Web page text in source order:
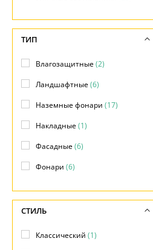
Установка
Дизайнерам
Контакты
ТИП
Влагозащитные(2)
Ландшафтные(6)
Наземные фонари (17)
Накладные(1)
Фасадные(6)
Фонари (6)
СТИЛЬ
Классический (1)